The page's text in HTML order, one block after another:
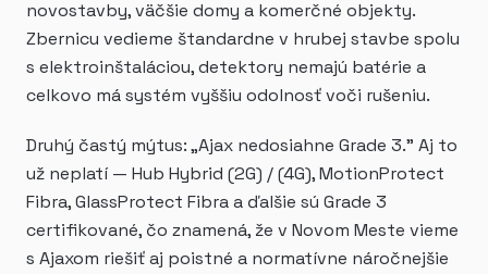
novostavby, väčšie domy a komerčné objekty.
Zbernicu vedieme štandardne v hrubej stavbe spolu
s elektroinštaláciou, detektory nemajú batérie a
celkovo má systém vyššiu odolnosť voči rušeniu.
Druhý častý mýtus: „Ajax nedosiahne Grade 3." Aj to
už neplatí — Hub Hybrid (2G) / (4G), MotionProtect
Fibra, GlassProtect Fibra a ďalšie sú Grade 3
certifikované, čo znamená, že v Novom Meste vieme
s Ajaxom riešiť aj poistné a normatívne náročnejšie